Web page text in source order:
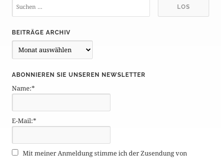
BEITRÄGE ARCHIV
e
t
r
g
e
r
c
ABONNIEREN SIE UNSEREN NEWSLETTER
Name:*
E-Mail:*
Mit meiner Anmeldung stimme ich der Zusendung von